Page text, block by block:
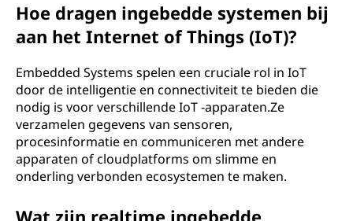
Hoe dragen ingebedde systemen bij
aan het Internet of Things (IoT)?
Embedded Systems spelen een cruciale rol in IoT
door de intelligentie en connectiviteit te bieden die
nodig is voor verschillende IoT -apparaten.Ze
verzamelen gegevens van sensoren,
procesinformatie en communiceren met andere
apparaten of cloudplatforms om slimme en
onderling verbonden ecosystemen te maken.
Wat zijn realtime ingebedde